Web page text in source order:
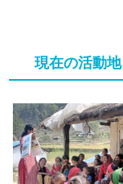
現在の活動地